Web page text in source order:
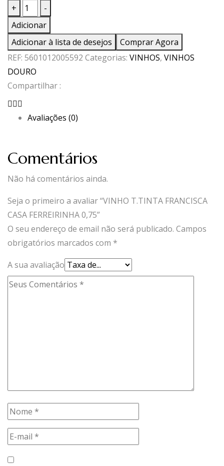
+
Quantidade
de
VINHO
T.TINTA
FRANCISCA
CASA
FERREIRINHA
-
Adicionar
Adicionar à lista de desejos
Comprar Agora
REF: 5601012005592 Categorias: VINHOS, VINHOS
DOURO
Compartilhar :
Avaliações (0)
Comentários
Não há comentários ainda.
Seja o primeiro a avaliar “VINHO T.TINTA FRANCISCA
CASA FERREIRINHA 0,75”
O seu endereço de email não será publicado. Campos
obrigatórios marcados com *
A sua avaliação